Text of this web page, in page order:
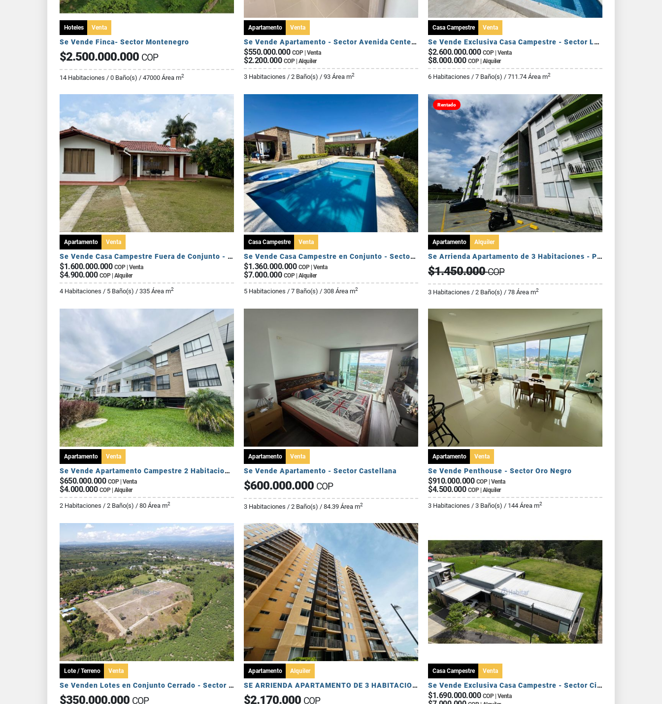
Hoteles Venta
Se Vende Finca- Sector Montenegro
$2.500.000.000 COP
14 Habitaciones / 0 Baño(s) / 47000 Área m2
Apartamento Venta
Se Vende Apartamento - Sector Avenida Centenario
$550.000.000 COP | Venta
$2.200.000 COP | Alquiler
3 Habitaciones / 2 Baño(s) / 93 Área m2
Casa Campestre Venta
Se Vende Exclusiva Casa Campestre - Sector La Tebaida
$2.600.000.000 COP | Venta
$8.000.000 COP | Alquiler
6 Habitaciones / 7 Baño(s) / 711.74 Área m2
Apartamento Venta
Se Vende Casa Campestre Fuera de Conjunto - Sector Av Centenario
$1.600.000.000 COP | Venta
$4.900.000 COP | Alquiler
4 Habitaciones / 5 Baño(s) / 335 Área m2
Casa Campestre Venta
Se Vende Casa Campestre en Conjunto - Sector El Caimo
$1.360.000.000 COP | Venta
$7.000.000 COP | Alquiler
5 Habitaciones / 7 Baño(s) / 308 Área m2
Rentado
Apartamento Alquiler
Se Arrienda Apartamento de 3 Habitaciones - Puerto Espejo
$1.450.000COP
3 Habitaciones / 2 Baño(s) / 78 Área m2
Apartamento Venta
Se Vende Apartamento Campestre 2 Habitaciones - Via Al Caimo
$650.000.000 COP | Venta
$4.000.000 COP | Alquiler
2 Habitaciones / 2 Baño(s) / 80 Área m2
Apartamento Venta
Se Vende Apartamento - Sector Castellana
$600.000.000 COP
3 Habitaciones / 2 Baño(s) / 84.39 Área m2
Apartamento Venta
Se Vende Penthouse - Sector Oro Negro
$910.000.000 COP | Venta
$4.500.000 COP | Alquiler
3 Habitaciones / 3 Baño(s) / 144 Área m2
Lote / Terreno Venta
Se Venden Lotes en Conjunto Cerrado - Sector Pueblo Tapado
$350.000.000 COP
Apartamento Alquiler
SE ARRIENDA APARTAMENTO DE 3 HABITACIONES - AV 19 NORTE
$2.170.000 COP
Casa Campestre Venta
Se Vende Exclusiva Casa Campestre - Sector Circasia
$1.690.000.000 COP | Venta